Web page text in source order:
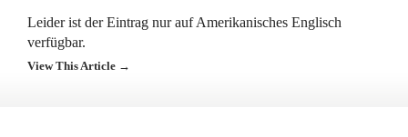
Leider ist der Eintrag nur auf Amerikanisches Englisch
verfügbar.
View This Article →